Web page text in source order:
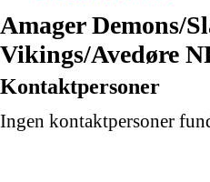
Amager Demons/
Vikings/Avedøre
Kontaktpersoner
Ingen kontaktpersoner